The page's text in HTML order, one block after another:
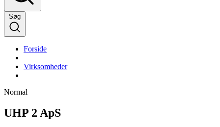
Søg
Forside
Virksomheder
Normal
UHP 2 ApS